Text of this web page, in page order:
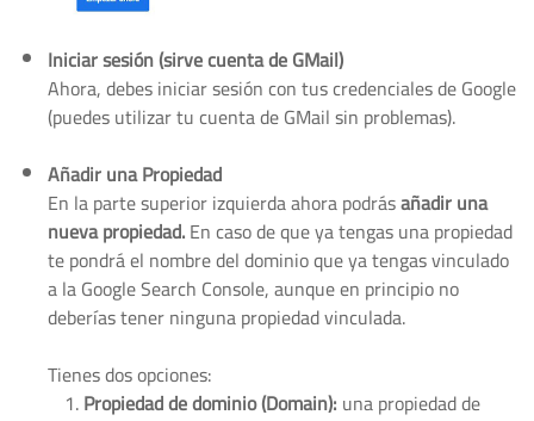
Iniciar sesión (sirve cuenta de GMail)
Ahora, debes iniciar sesión con tus credenciales de Google
(puedes utilizar tu cuenta de GMail sin problemas).
Añadir una Propiedad
En la parte superior izquierda ahora podrásañadir una
nueva propiedad.En caso de que ya tengas una propiedad
te pondrá el nombre del dominio que ya tengas vinculado
a la Google Search Console, aunque en principio no
deberías tener ninguna propiedad vinculada.
Tienes dos opciones:
Propiedad de dominio (Domain): una propiedad de